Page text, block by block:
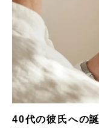
40代の彼氏への